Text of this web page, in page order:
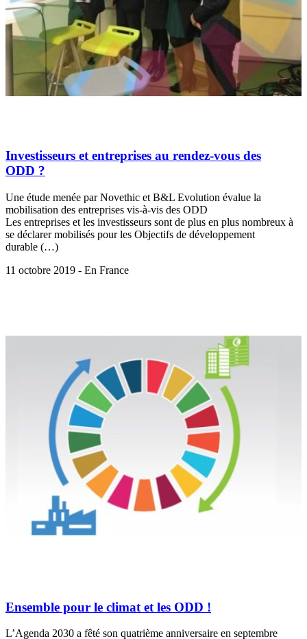
Investisseurs et entreprises au rendez-vous des
ODD ?
Une étude menée par Novethic et B&L Evolution évalue la
mobilisation des entreprises vis-à-vis des ODD
Les entreprises et les investisseurs sont de plus en plus nombreux à
se déclarer mobilisés pour les Objectifs de développement
durable (…)
11 octobre 2019 - En France
Ensemble pour le climat et les ODD !
L’Agenda 2030 a fêté son quatrième anniversaire en septembre